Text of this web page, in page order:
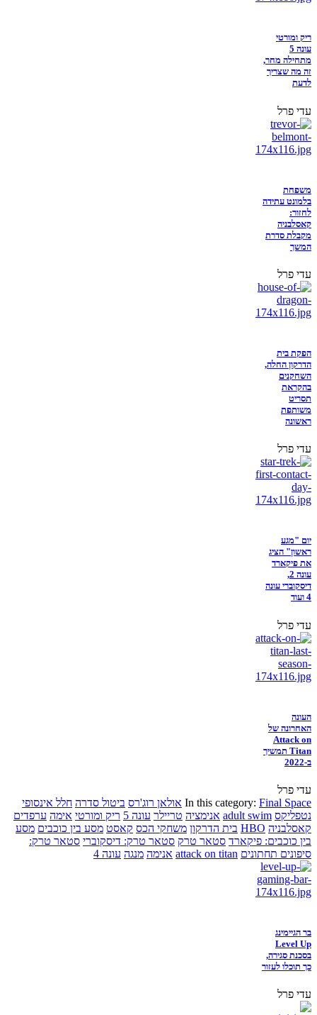
ריק ומורטי
עונה 5
מתחילה מחר,
זה מה שצריך
לדעת
עדי פרל
משפחת
בלמונט עתידה
לחזור:
קאסלבניה
מקבלת סדרת
המשך
עדי פרל
הפקת בית
הדרקון החלה,
השחקנים
בהקראת
תסריט
משותפת
ראשונה
עדי פרל
יום "מגע
ראשון" הציג
את פיקארד
עונה 2,
דיסקוברי עונה
4 ועוד
עדי פרל
העונה
האחרונה של
Attack on
Titan תמשיך
ב-2022
עדי פרל
In this category: Final Space אולאן רוג'רס ביטול סדרה חלל אינסופי
נטפליקס adult swim אנימציה טריילר עונה 5 ריק ומורטי אימה ערפדים
קאסלבניה HBO בית הדרקון משחקי הכס קאסט מסע בין כוכבים מסע
בין כוכבים: פיקארד סטאר טרק סטאר טרק: דיסקוברי סטאר טרק:
סיפונים תחתונים attack on titan אנימה מנגה עונה 4
בר הגיימינג
Level Up
בסכנת סגירה,
כך תוכלו לעזור
עדי פרל